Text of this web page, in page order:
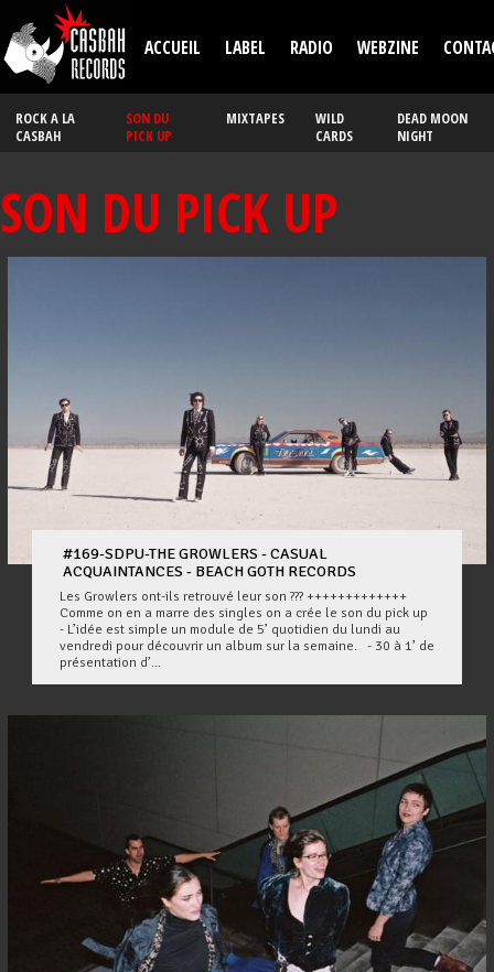
Aller au contenu principal
ACCUEIL LABEL RADIO WEBZINE
ROCK A LA
CASBAH
SON DU
PICK UP
MIXTAPES
WILD
CARDS
DEAD MOON
NIGHT
SON DU PICK UP
#169-SDPU-THE GROWLERS - CASUAL
ACQUAINTANCES - BEACH GOTH RECORDS
Les Growlers ont-ils retrouvé leur son ??? +++++++++++++
Comme on en a marre des singles on a crée le son du pick up
- L’idée est simple un module de 5’ quotidien du lundi au
vendredi pour découvrir un album sur la semaine. - 30 à 1’ de
présentation d’...